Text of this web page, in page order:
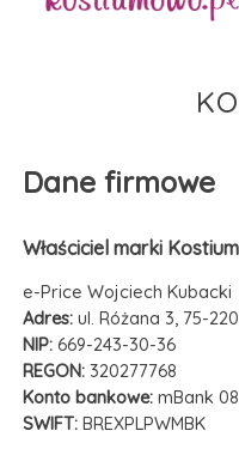
Dane firmowe
Właściciel marki
e-Price Wojciech Kubacki
Adres: ul. Różana 3, 75-
NIP: 669-243-30-36
REGON: 320277768
Konto bankowe: mBank
SWIFT: BREXPLPWMBK